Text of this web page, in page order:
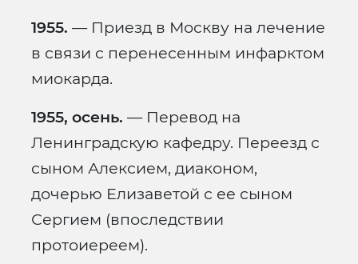
1955. — Приезд в Москву на лечение
в связи с перенесенным инфарктом
миокарда.
1955, осень. — Перевод на
Ленинградскую кафедру. Переезд с
сыном Алексием, диаконом,
дочерью Елизаветой с ее сыном
Сергием (впоследствии
протоиереем).